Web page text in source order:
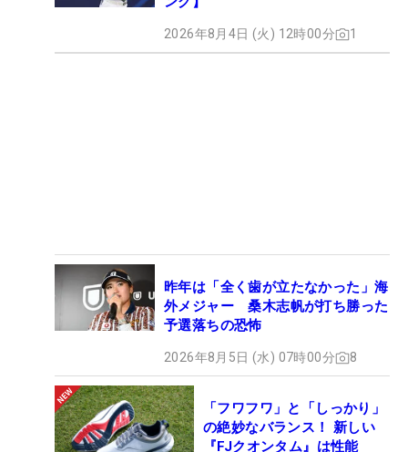
2026年8月4日 (火) 12時00分 1
昨年は「全く歯が立たなかった」海
外メジャー 桑木志帆が打ち勝った
予選落ちの恐怖
2026年8月5日 (水) 07時00分 8
「フワフワ」と「しっかり」
の絶妙なバランス！ 新しい
『FJクオンタム』は性能